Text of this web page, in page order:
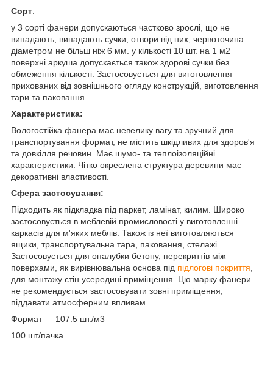
Сорт:
у 3 сорті фанери допускаються частково зрослі, що не
випадають, випадають сучки, отвори від них, червоточина
діаметром не більш ніж 6 мм. у кількості 10 шт. на 1 м2
поверхні аркуша допускається також здорові сучки без
обмеження кількості. Застосовується для виготовлення
прихованих від зовнішнього огляду конструкцій, виготовлення
тари та паковання.
Характеристика:
Вологостійка фанера має невелику вагу та зручний для
транспортування формат, не містить шкідливих для здоров'я
та довкілля речовин. Має шумо- та теплоізоляційні
характеристики. Чітко окреслена структура деревини має
декоративні властивості.
Сфера застосування:
Підходить як підкладка під паркет, ламінат, килим.
Широко
застосовується в меблевій промисловості у виготовленні
каркасів для м'яких меблів. Також із неї виготовляються
ящики, транспортувальна тара, паковання, стелажі.
Застосовується для опалубки бетону, перекриттів між
поверхами, як вирівнювальна основа під підлогові покриття
для монтажу стін усередині приміщення. Цю марку фанери
не рекомендується застосовувати зовні приміщення,
піддавати атмосферним впливам.
Формат — 107.5 шт./м3
100 шт/пачка